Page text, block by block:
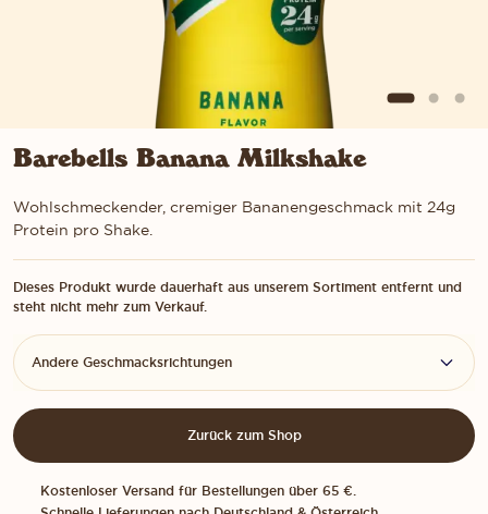
Barebells Banana Milkshake
Wohlschmeckender, cremiger Bananengeschmack mit 24g
Protein pro Shake.
Dieses Produkt wurde dauerhaft aus unserem Sortiment entfernt und
steht nicht mehr zum Verkauf.
Andere Geschmacksrichtungen
Zurück zum Shop
Kostenloser Versand für Bestellungen über 65 €.